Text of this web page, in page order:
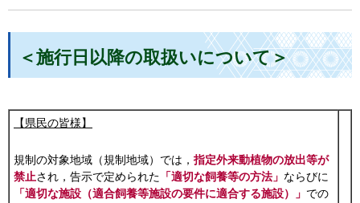
＜施行日以降の取扱いについて＞
【県民の皆様】
規制の対象地域（規制地域）では， 指定外来動植物の放出等が
禁止され，告示で定められた 「適切な飼養等の方法」 ならびに
「適切な施設（適合飼養等施設の要件に適合する施設）」 での